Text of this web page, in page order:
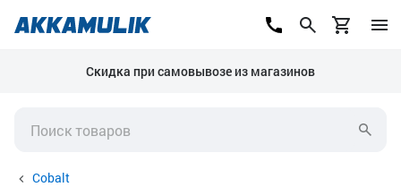
Скидка при самовывозе из магазинов
Cobalt